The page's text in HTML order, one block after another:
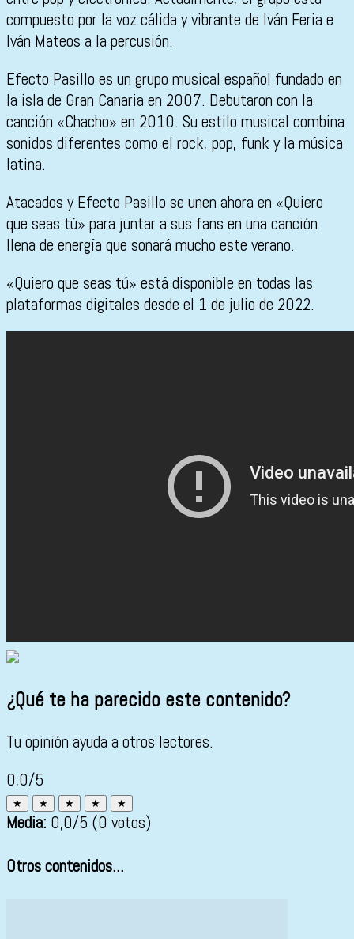
compuesto por la voz cálida y vibrante de Iván Feria e
Iván Mateos a la percusión.
Efecto Pasillo es un grupo musical español fundado en
la isla de Gran Canaria en 2007. Debutaron con la
canción «Chacho» en 2010. Su estilo musical combina
sonidos diferentes como el rock, pop, funk y la música
latina.
Atacados y Efecto Pasillo se unen ahora en «Quiero
que seas tú» para juntar a sus fans en una canción
llena de energía que sonará mucho este verano.
«Quiero que seas tú» está disponible en todas las
plataformas digitales desde el 1 de julio de 2022.
¿Qué te ha parecido este contenido?
Tu opinión ayuda a otros lectores.
0,0/5
★ ★ ★ ★ ★
Media: 0,0/5 (0 votos)
Otros contenidos...